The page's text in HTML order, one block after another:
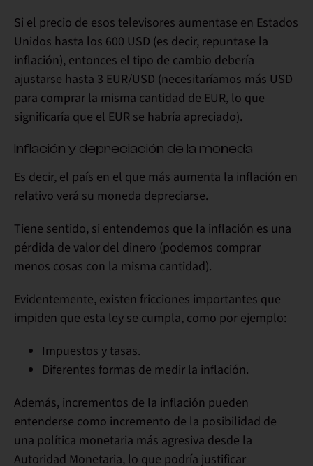
Si el precio de esos televisores aumentase en Estados
Unidos hasta los 600 USD (es decir, repuntase la
inflación), entonces el tipo de cambio debería
ajustarse hasta 3 EUR/USD (necesitaríamos más USD
para comprar la misma cantidad de EUR, lo que
significaría que el EUR se habría apreciado).
Inflación y depreciación de la moneda
Es decir, el país en el que más aumenta la inflación en
relativo verá su moneda depreciarse.
Tiene sentido, si entendemos que la inflación es una
pérdida de valor del dinero (podemos comprar
menos cosas con la misma cantidad).
Evidentemente, existen fricciones importantes que
impiden que esta ley se cumpla, como por ejemplo:
Impuestos y tasas.
Diferentes formas de medir la inflación.
Además, incrementos de la inflación pueden
entenderse como incremento de la posibilidad de
una política monetaria más agresiva desde la
Autoridad Monetaria, lo que podría justificar